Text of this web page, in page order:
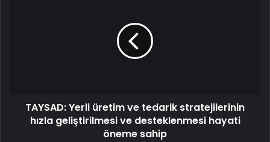
TAYSAD: Yerli üretim ve tedarik stratejilerinin
hızla geliştirilmesi ve desteklenmesi hayati
öneme sahip